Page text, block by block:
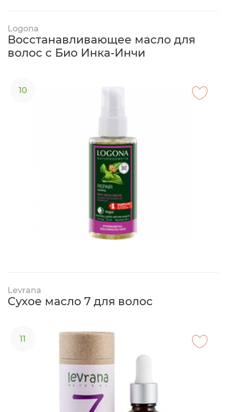
Logona
Восстанавливающее масло для
волос с Био Инка-Инчи
10
Levrana
Сухое масло 7 для волос
11